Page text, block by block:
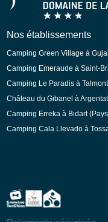
Nos établissements
Camping Green Village à
Camping Emeraude à Saint-
Camping Le Paradis à
Château du Gibanel à
Camping Erreka à Bidart
Camping Cala Llevado à